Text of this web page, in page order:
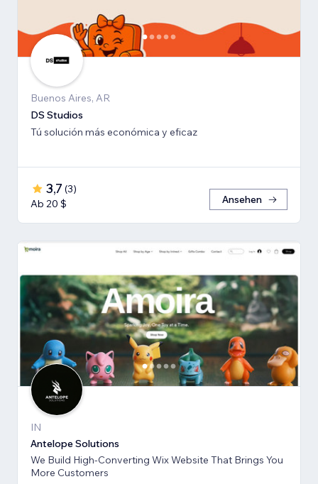
Buenos Aires, AR
DS Studios
Tú solución más económica y eficaz
3,7 (3)
Ab 20 $
Ansehen
IN
Antelope Solutions
We Build High-Converting Wix Website That Brings You
More Customers